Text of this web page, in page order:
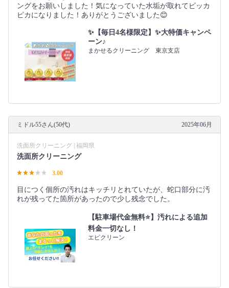
ングをお願いしました！気になっていた水垢が取れてピッカ
ピカになりました！ありがとうございました😊
✨【毎日4名様限定】✨大特価キャンペ
ーン♪
まかせるクリーニング 東京支店
ミドル55さん(50代) 2025年06月
洗面所クリーニング | 福岡県
洗面所クリーニング
3.00
目につく個所の汚れはキッチリとれていたが、蛇口部分に汚
れが残ってた箇所があったので少し残念でした。
【駐車場代金無料⭐️】汚れによる追加
料金一切なし！
エピクリーン